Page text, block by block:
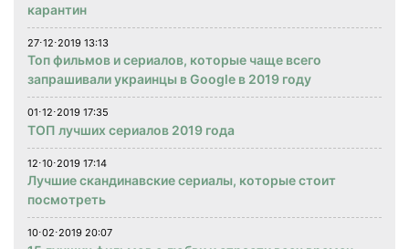
карантин
27⋅12⋅2019 13:13
Топ фильмов и сериалов, которые чаще всего
запрашивали украинцы в Google в 2019 году
01⋅12⋅2019 17:35
ТОП лучших сериалов 2019 года
12⋅10⋅2019 17:14
Лучшие скандинавские сериалы, которые стоит
посмотреть
10⋅02⋅2019 20:07